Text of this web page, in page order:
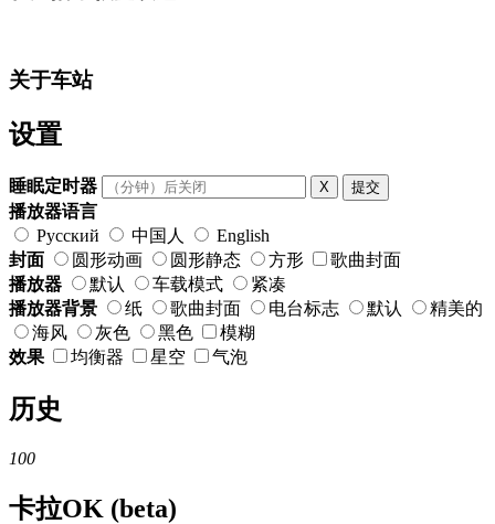
关于车站
设置
睡眠定时器 X 提交
播放器语言
Русский
中国人
English
封面
圆形动画 圆形静态 方形
歌曲封面
播放器
默认 车载模式
紧凑
播放器背景
纸 歌曲封面 电台标志 默认
精美的
海风
灰色 黑色
模糊
效果
均衡器 星空 气泡
历史
100
卡拉OK (beta)